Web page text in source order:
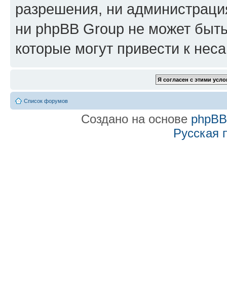
разрешения, ни
ни phpBB Group не может
которые могут привести к
Список форумов
Создано на основе phpBB
Русская